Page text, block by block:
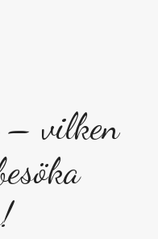
– vilken